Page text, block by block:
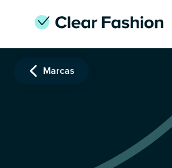
Marcas